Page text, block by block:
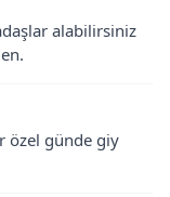
alabilirsiniz
özel günde giy